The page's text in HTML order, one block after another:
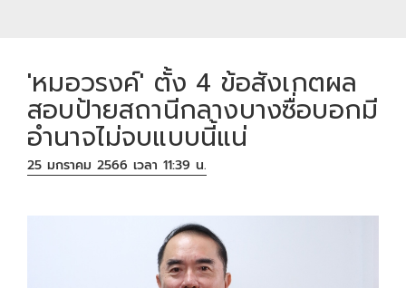
'หมอวรงค์' ตั้ง 4 ข้อสังเกตผล
สอบป้ายสถานีกลางบางซื่อบอกมี
อำนาจไม่จบแบบนี้แน่
25 มกราคม 2566 เวลา 11:39 น.